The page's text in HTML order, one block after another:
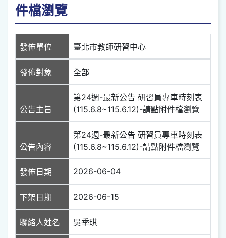
件檔瀏覽
發佈單位 臺北市教師研習中心
發佈對象 全部
公告主旨
第24週-最新公告 研習員專車時刻表
(115.6.8~115.6.12)-請點附件檔瀏覽
公告內容
第24週-最新公告 研習員專車時刻表
(115.6.8~115.6.12)-請點附件檔瀏覽
發佈日期 2026-06-04
下架日期 2026-06-15
聯絡人姓名 吳季琪